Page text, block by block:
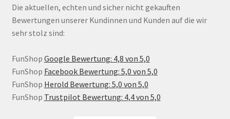
Die aktuellen, echten und sicher nicht gekauften
Bewertungen unserer Kundinnen und Kunden auf die wir
sehr stolz sind:
FunShop Google Bewertung: 4,8 von 5,0
FunShop Facebook Bewertung: 5,0 von 5,0
FunShop Herold Bewertung: 5,0 von 5,0
FunShop Trustpilot Bewertung: 4,4 von 5,0